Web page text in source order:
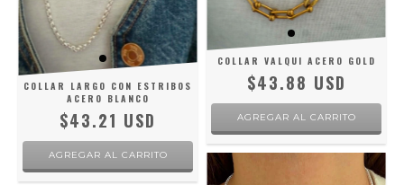
COLLAR LARGO CON ESTRIBOS
ACERO BLANCO
$43.21 USD
COLLAR VALQUI ACERO GOLD
$43.88 USD